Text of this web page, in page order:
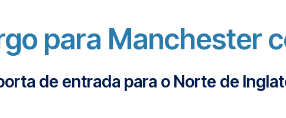
para Manchester
de entrada para o Norte de